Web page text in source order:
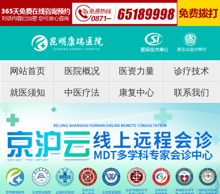
网站首页 医院概况 医资力量 诊疗技术
就医须知 中医疗法 康复中心 联系我们